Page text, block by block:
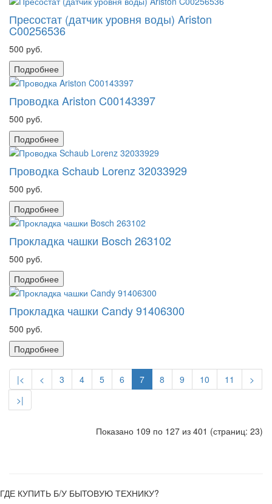
Пресостат (датчик уровня воды) Ariston
C00256536
500 руб.
Подробнее
Проводка Ariston C00143397
500 руб.
Подробнее
Проводка Schaub Lorenz 32033929
500 руб.
Подробнее
Прокладка чашки Bosch 263102
500 руб.
Подробнее
Прокладка чашки Candy 91406300
500 руб.
Подробнее
|< < 3 4 5 6 7 8 9 10 11
>
>|
Показано 109 по 127 из 401 (страниц: 23)
ГДЕ КУПИТЬ Б/У БЫТОВУЮ ТЕХНИКУ?